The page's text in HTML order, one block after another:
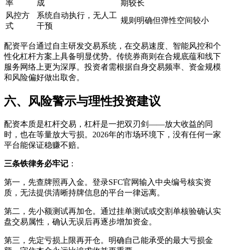
率
成
期较长
风控方
式
系统自动执行，无人工
干预
规则明确但弹性空间较小
配资平台通过自主研发交易系统，在交易速度、智能风控和个
性化杠杆方案上具备明显优势。传统券商则在合规底蕴和线下
服务网络上更为深厚。投资者需根据自身交易频率、资金规模
和风险偏好做出取舍。
六、风险警示与理性投资建议
配资本质是杠杆交易，杠杆是一把双刃剑——放大收益的同
时，也在等量放大亏损。2026年的市场环境下，没有任何一家
平台能保证稳赚不赔。
三条铁律务必牢记 ：
第一，先查牌照再入金。登录SFC官网输入中央编号核实资
质，无法提供清晰持牌信息的平台一律远离。
第二，先小额测试再加仓。通过挂单测试或交割单核验确认实
盘交易属性，确认无误后再逐步增加资金。
第三，先定亏损上限再开仓。明确自己能承受的最大亏损金